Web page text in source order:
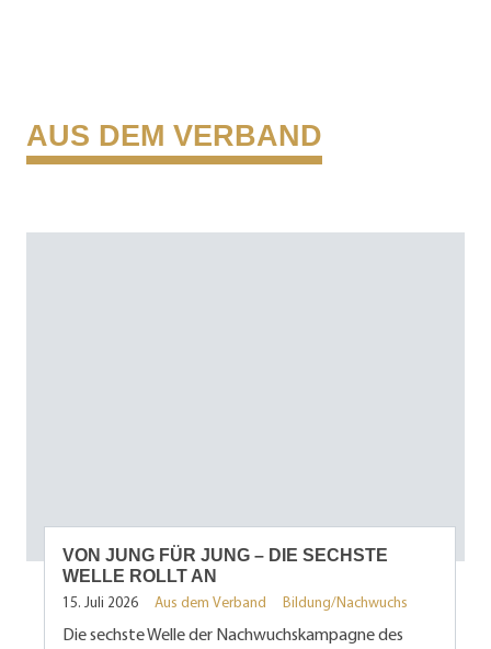
AUS DEM VERBAND
VON JUNG FÜR JUNG – DIE SECHSTE
WELLE ROLLT AN
15. Juli 2026 Aus dem Verband Bildung/Nachwuchs
Die sechste Welle der Nachwuchskampagne des